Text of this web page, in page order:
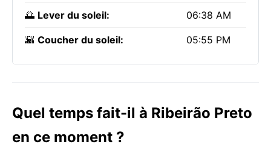
🌅 Lever du soleil: 06:38 AM
🌇 Coucher du soleil: 05:55 PM
Quel temps fait-il à Ribeirão Preto
en ce moment ?